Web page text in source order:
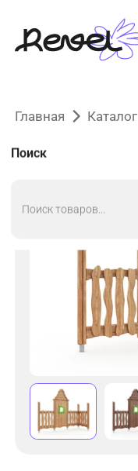
Поиск
Главная Каталог